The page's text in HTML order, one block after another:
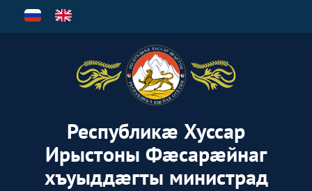
Республикæ Хуссар
Ирыстоны Фæсарæйнаг
хъуыддæгты министрад